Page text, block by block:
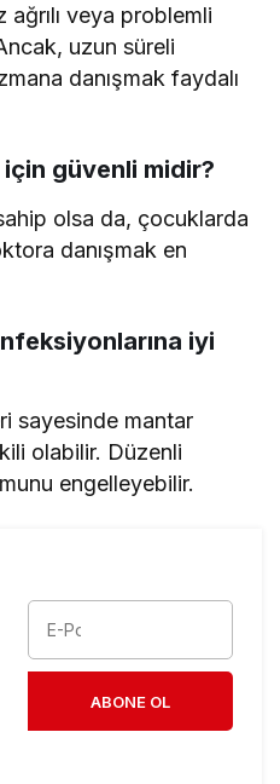
veya problemli
uzun süreli
danışmak faydalı
güvenli midir?
olsa da, çocuklarda
danışmak en
iyi
sayesinde mantar
olabilir. Düzenli
engelleyebilir.
ABONE OL